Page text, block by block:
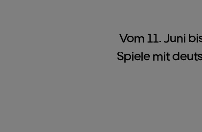
Vom 11. Juni
Spiele mit